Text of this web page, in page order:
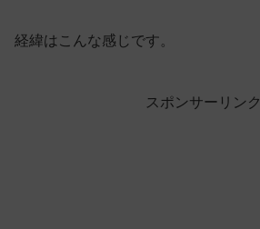
経緯はこんな感じです。
スポンサーリンク